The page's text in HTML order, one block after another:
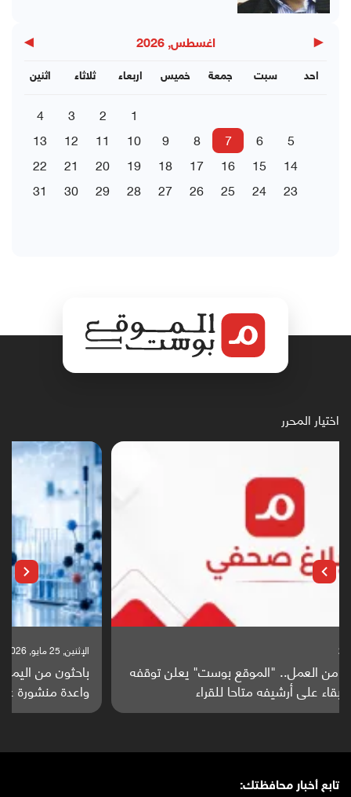
◀ اغسطس, 2026 ▶
اثنين ثلاثاء اربعاء خميس جمعة سبت احد
1
2
3
4
5
6
7
8
9
10
11
12
13
14
15
16
17
18
19
20
21
22
23
24
25
26
27
28
29
30
31
اختيار المحرر
باحثون من اليمن يدخلون سباق أبحاث ألزهايمر بدراسة
واعدة منشورة عالميا (ترجمة)
تابع أخبار محافظتك: